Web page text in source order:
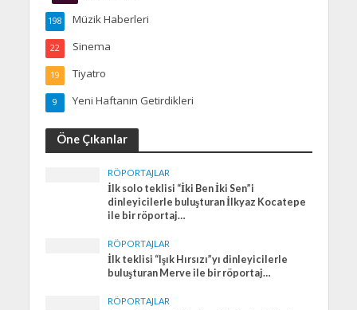
Müzik Haberleri
198
Sinema
22
Tiyatro
19
Yeni Haftanın Getirdikleri
9
Öne Çıkanlar
RÖPORTAJLAR
İlk solo teklisi “İki Ben İki Sen”i
dinleyicilerle buluşturan İlkyaz Kocatepe
ile bir röportaj…
RÖPORTAJLAR
İlk teklisi “Işık Hırsızı”yı dinleyicilerle
buluşturan Merve ile bir röportaj…
RÖPORTAJLAR